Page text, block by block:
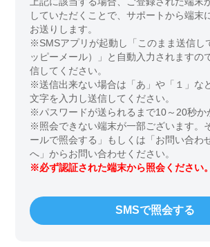
していただくことで、サポートから端末
お送りします。
※SMSアプリが起動し「このまま送信し
ッピーメール）」と自動入力されますの
信してください。
※送信出来ない場合は「あ」や「１」な
文字を入力し送信してください。
※パスワードが送られるまで10～20秒か
※照会できない端末が一部ございます。
ールで照会する」もしくは「お問い合わ
へ」からお問い合わせください。
※必ず認証された端末から照会ください。
SMSで照会する